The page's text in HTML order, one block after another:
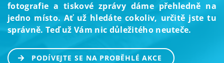
fotografie a tiskové zprávy dáme přehledně na
jedno místo. Ať už hledáte cokoliv, určitě jste tu
správně. Teď už Vám nic důležitého neuteče.
PODÍVEJTE SE NA PROBĚHLÉ AKCE